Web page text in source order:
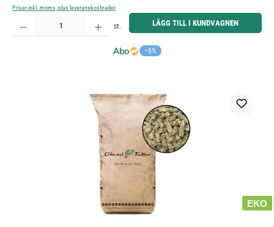
Priser inkl. moms, plus leveranskostnader
−6%
Produktkvantitet: Ange önskat belopp eller använd knapparna för att öka eller minska kvantiteten.
st. LÄGG TILL I KUNDVAGNEN
EKO